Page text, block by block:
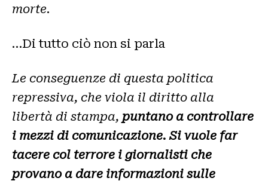
morte.
…Di tutto ciò non si parla
Le conseguenze di questa politica
repressiva, che viola il diritto alla
libertà di stampa, puntano a controllare
i mezzi di comunicazione. Si vuole far
tacere col terrore i giornalisti che
provano a dare informazioni sulle